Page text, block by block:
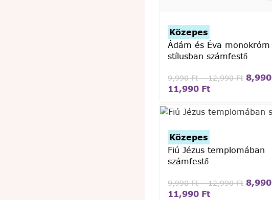
Közepes
Ádám és Éva monokróm
stílusban számfestő
9,990Ft – 12,990Ft 8,990
11,990 Ft
Közepes
Fiú Jézus templomában
számfestő
9,990Ft – 12,990Ft 8,990
11,990 Ft